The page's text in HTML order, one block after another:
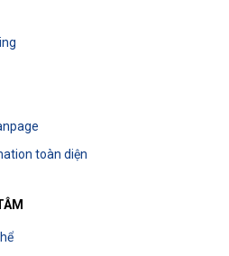
toàn diện